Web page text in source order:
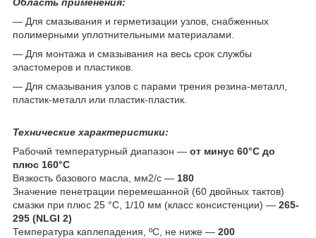
— Для смазывания и герметизации узлов, снабженных
полимерными уплотнительными материалами.
— Для монтажа и смазывания на весь срок службы
эластомеров и пластиков.
— Для смазывания узлов с парами трения резина-металл,
пластик-металл или пластик-пластик.
Технические характеристики:
Рабочий температурный диапазон — от минус 60°С до
плюс 160°С
Вязкость базового масла, мм2/с — 180
Значение пенетрации перемешанной (60 двойных тактов)
смазки при плюс 25 °С, 1/10 мм (класс консистенции) — 265-
295 (NLGI 2)
Температура каплепадения, ºС, не ниже — 200